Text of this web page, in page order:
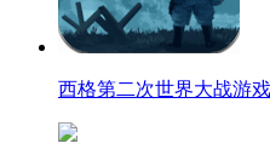
西格第二次世界大战游